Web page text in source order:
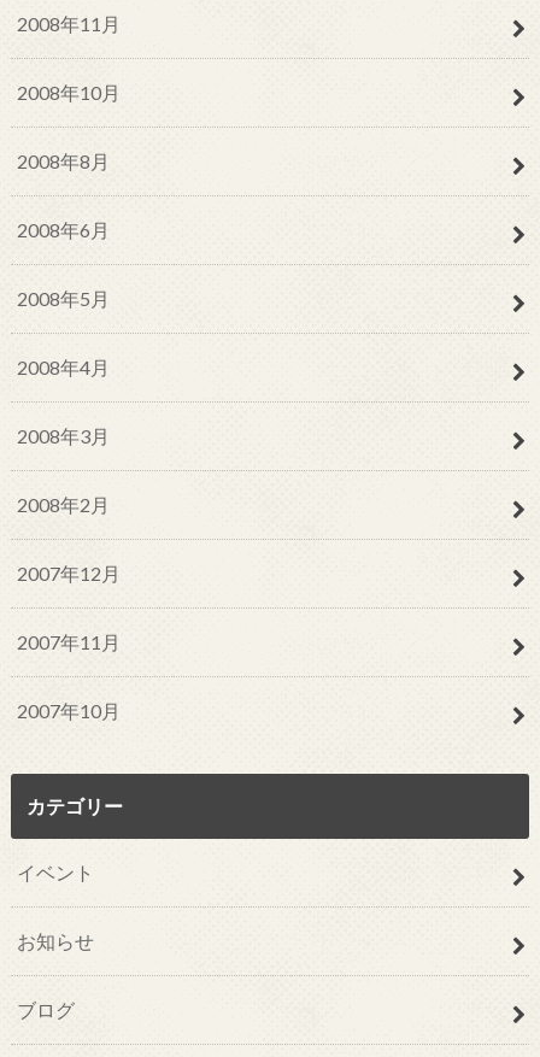
2008年11月
2008年10月
2008年8月
2008年6月
2008年5月
2008年4月
2008年3月
2008年2月
2007年12月
2007年11月
2007年10月
カテゴリー
イベント
お知らせ
ブログ